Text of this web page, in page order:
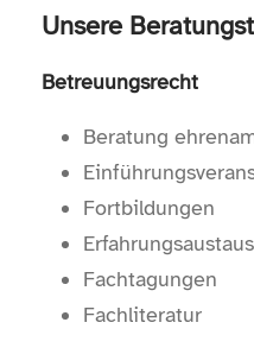
Unsere
Betreuungsrecht
Beratung
Fortbildungen
Fachtagungen
Fachliteratur